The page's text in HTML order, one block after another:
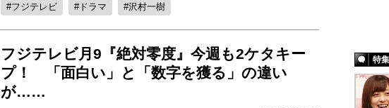
フジテレビ ドラマ 沢村一樹
フジテレビ月9『絶対零度』今週も2ケタキー
プ！ 「面白い」と「数字を獲る」の違い
が……
特集